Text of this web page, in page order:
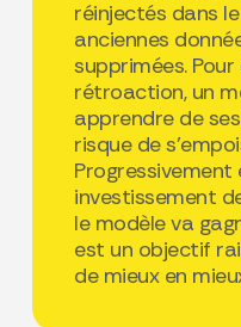
réinjectés dans
anciennes
supprimées.
rétroaction, un
apprendre de
risque de
investissement
le modèle va
est un objectif
de mieux en